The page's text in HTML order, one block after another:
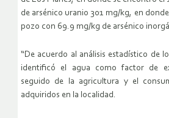
de arsénico uranio 301 mg/kg, en
pozo con 69.9 mg/kg de arsénico
“De acuerdo al análisis estadístico de
identificó el agua como factor de
seguido de la agricultura y el
adquiridos en la localidad.